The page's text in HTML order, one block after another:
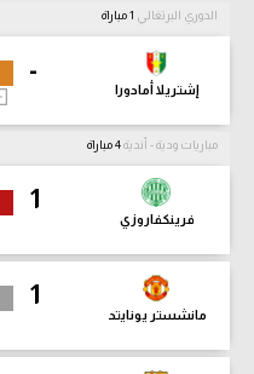
الدوري البرتغالي
-
إشتريلا أمادورا
مباريات ودية - أندية
1
فرينكفاروزي
1
مانشستر يونايتد